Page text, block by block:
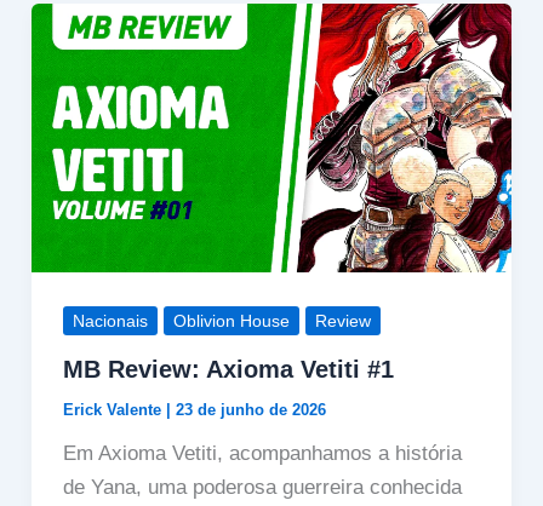
Nacionais Oblivion House Review
MB Review: Axioma Vetiti #1
Erick Valente 23 de junho de 2026
Em Axioma Vetiti, acompanhamos a história
de Yana, uma poderosa guerreira conhecida